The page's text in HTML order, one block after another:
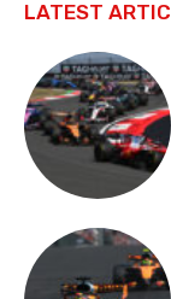
LATEST